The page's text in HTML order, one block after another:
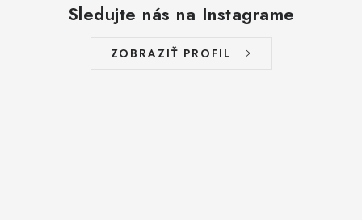
Sledujte nás na Instagrame
ZOBRAZIŤ PROFIL